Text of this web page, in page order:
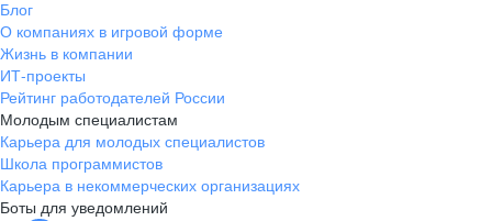
Блог
О компаниях в игровой форме
Жизнь в компании
ИТ-проекты
Рейтинг работодателей России
Молодым специалистам
Карьера для молодых специалистов
Школа программистов
Карьера в некоммерческих организациях
Боты для уведомлений